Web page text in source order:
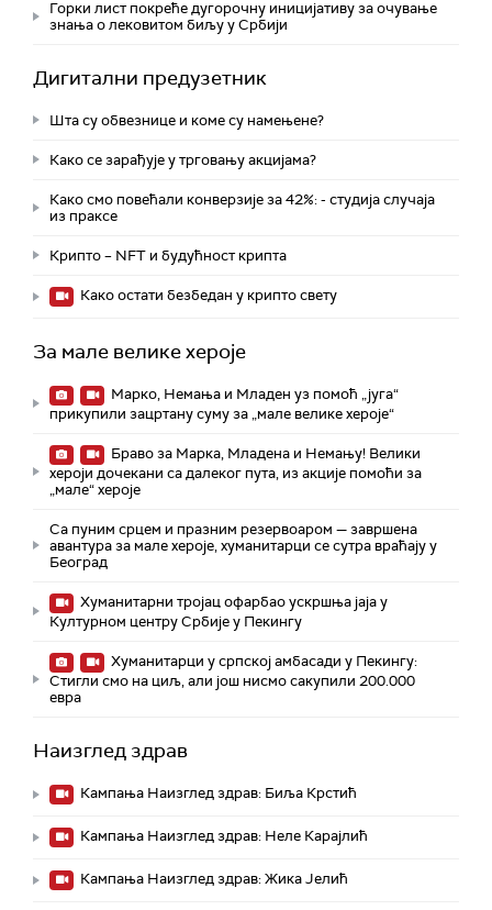
Горки лист покреће дугорочну иницијативу за очување
знања о лековитом биљу у Србији
Дигитални предузетник
Шта су обвезнице и коме су намењене?
Како се зарађује у трговању акцијама?
Како смо повећали конверзије за 42%: - студија случаја
из праксе
Крипто – NFT и будућност крипта
Како остати безбедан у крипто свету
За мале велике хероје
Марко, Немања и Младен уз помоћ „југа“
прикупили зацртану суму за „мале велике хероје“
Браво за Марка, Младена и Немању! Велики
хероји дочекани са далеког пута, из акције помоћи за
„мале“ хероје
Са пуним срцем и празним резервоаром — завршена
авантура за мале хероје, хуманитарци се сутра враћају у
Београд
Хуманитарни тројац oфарбао ускршња јаја у
Културном центру Србије у Пекингу
Хуманитарци у српској амбасади у Пекингу:
Стигли смо на циљ, али још нисмо сакупили 200.000
евра
Наизглед здрав
Кампања Наизглед здрав: Биља Крстић
Кампања Наизглед здрав: Неле Карајлић
Кампања Наизглед здрав: Жика Јелић